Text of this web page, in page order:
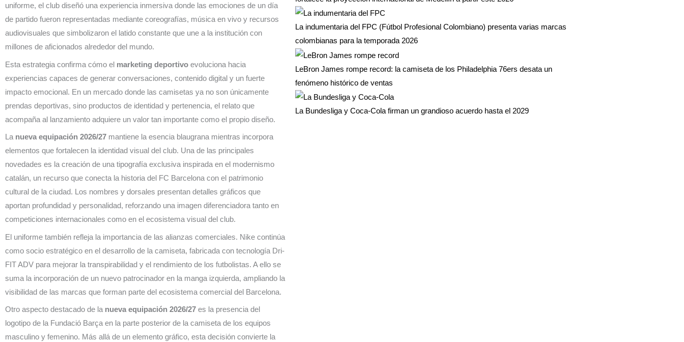
uniforme, el club diseñó una experiencia inmersiva donde las emociones de un día
de partido fueron representadas mediante coreografías, música en vivo y recursos
audiovisuales que simbolizaron el latido constante que une a la institución con
millones de aficionados alrededor del mundo.
Esta estrategia confirma cómo el marketing deportivo evoluciona hacia
experiencias capaces de generar conversaciones, contenido digital y un fuerte
impacto emocional. En un mercado donde las camisetas ya no son únicamente
prendas deportivas, sino productos de identidad y pertenencia, el relato que
acompaña al lanzamiento adquiere un valor tan importante como el propio diseño.
La nueva equipación 2026/27 mantiene la esencia blaugrana mientras incorpora
elementos que fortalecen la identidad visual del club. Una de las principales
novedades es la creación de una tipografía exclusiva inspirada en el modernismo
catalán, un recurso que conecta la historia del FC Barcelona con el patrimonio
cultural de la ciudad. Los nombres y dorsales presentan detalles gráficos que
aportan profundidad y personalidad, reforzando una imagen diferenciadora tanto en
competiciones internacionales como en el ecosistema visual del club.
El uniforme también refleja la importancia de las alianzas comerciales. Nike continúa
como socio estratégico en el desarrollo de la camiseta, fabricada con tecnología Dri-
FIT ADV para mejorar la transpirabilidad y el rendimiento de los futbolistas. A ello se
suma la incorporación de un nuevo patrocinador en la manga izquierda, ampliando la
visibilidad de las marcas que forman parte del ecosistema comercial del Barcelona.
Otro aspecto destacado de la nueva equipación 2026/27 es la presencia del
logotipo de la Fundació Barça en la parte posterior de la camiseta de los equipos
masculino y femenino. Más allá de un elemento gráfico, esta decisión convierte la
La indumentaria del FPC (Fútbol Profesional Colombiano) presenta varias marcas
colombianas para la temporada 2026
LeBron James rompe record: la camiseta de los Philadelphia 76ers desata un
fenómeno histórico de ventas
La Bundesliga y Coca-Cola firman un grandioso acuerdo hasta el 2029